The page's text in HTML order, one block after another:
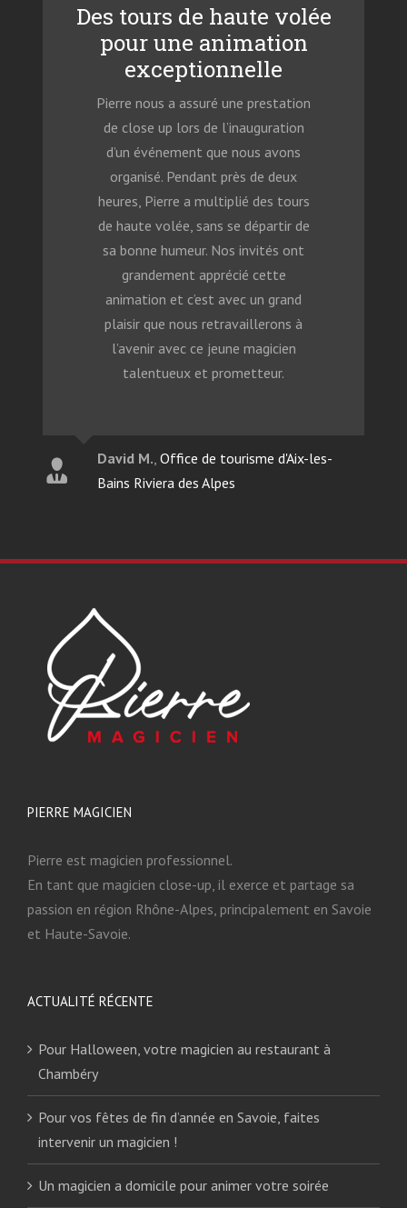
Des tours de haute volée
pour une animation
exceptionnelle
Pierre nous a assuré une prestation
de close up lors de l’inauguration
d’un événement que nous avons
organisé. Pendant près de deux
heures, Pierre a multiplié des tours
de haute volée, sans se départir de
sa bonne humeur. Nos invités ont
grandement apprécié cette
animation et c’est avec un grand
plaisir que nous retravaillerons à
l’avenir avec ce jeune magicien
talentueux et prometteur.
David M., Office de tourisme d'Aix-les-
Bains Riviera des Alpes
PIERRE MAGICIEN
Pierre est magicien professionnel.
En tant que magicien close-up, il exerce et partage sa
passion en région Rhône-Alpes, principalement en Savoie
et Haute-Savoie.
ACTUALITÉ RÉCENTE
Pour Halloween, votre magicien au restaurant à
Chambéry
Pour vos fêtes de fin d’année en Savoie, faites
intervenir un magicien !
Un magicien a domicile pour animer votre soirée